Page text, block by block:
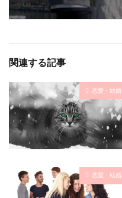
関連する記事
恋愛・結婚
恋愛・結婚